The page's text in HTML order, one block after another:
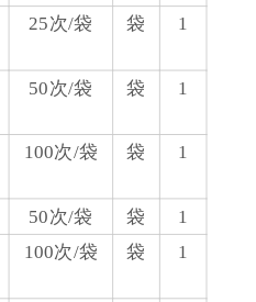
25次/袋 袋 1
50次/袋 袋 1
100次/袋 袋 1
50次/袋 袋
1
100次/袋 袋 1